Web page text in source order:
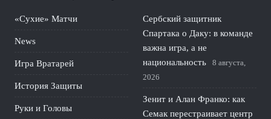
«Сухие» Матчи
News
Игра Вратарей
История Защиты
Руки и Головы
Сербский защитник
Спартака о Даку: в команде
важна игра, а не
национальность
8 августа,
2026
Зенит и Алан Франко: как
Семак перестраивает центр